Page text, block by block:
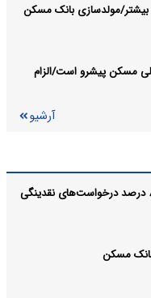
بیشتر/مولدسازی بانک مسکن
مسکن پیشرو است/الزام
آرشیو
ترمز بانک مرکزی در بازار پول کشیده شد/ رد ۸۰ درصد درخواست‌های نقدینگی